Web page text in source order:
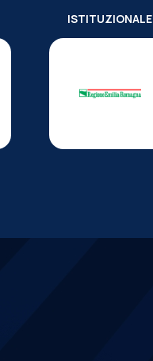
ISTITUZIONALE